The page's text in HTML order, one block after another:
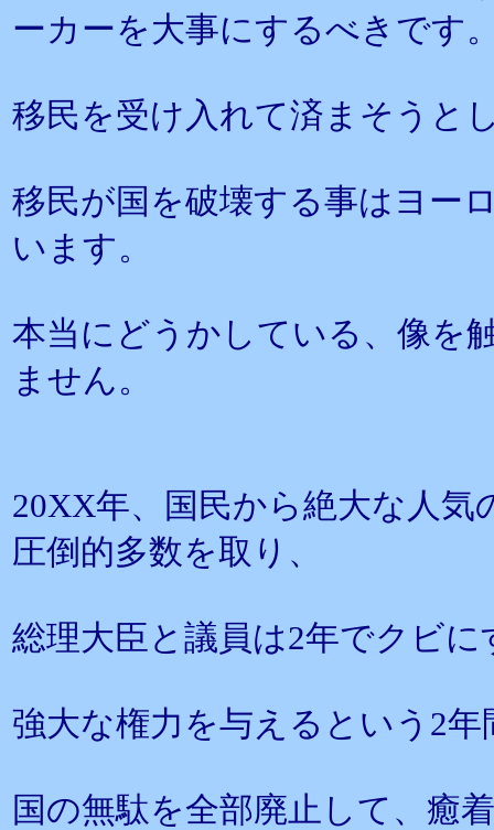
ーカーを大事にするべきです
移民を受け入れて済まそうと
移民が国を破壊する事はヨー
います。
本当にどうかしている、像を
ません。
20XX年、国民から絶大な人
圧倒的多数を取り、
総理大臣と議員は2年でクビ
強大な権力を与えるという2
国の無駄を全部廃止して、癒